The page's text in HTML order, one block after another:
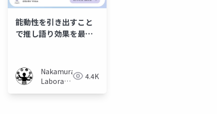
能動性を引き出すこと
で推し語り効果を最大
Nakamura
Laboratory
4.4K